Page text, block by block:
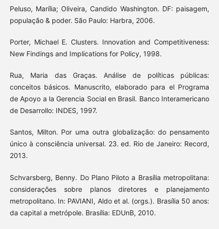
Peluso, Marília; Oliveira, Candido Washington. DF: paisagem,
população & poder. São Paulo: Harbra, 2006.
Porter, Michael E. Clusters. Innovation and Competitiveness:
New Findings and Implications for Policy, 1998.
Rua, Maria das Graças. Análise de políticas públicas:
conceitos básicos. Manuscrito, elaborado para el Programa
de Apoyo a la Gerencia Social en Brasil. Banco Interamericano
de Desarrollo: INDES, 1997.
Santos, Milton. Por uma outra globalização: do pensamento
único à consciência universal. 23. ed. Rio de Janeiro: Record,
2013.
Schvarsberg, Benny. Do Plano Piloto a Brasília metropolitana:
considerações sobre planos diretores e planejamento
metropolitano. In: PAVIANI, Aldo et al. (orgs.). Brasília 50 anos:
da capital a metrópole. Brasília: EDUnB, 2010.